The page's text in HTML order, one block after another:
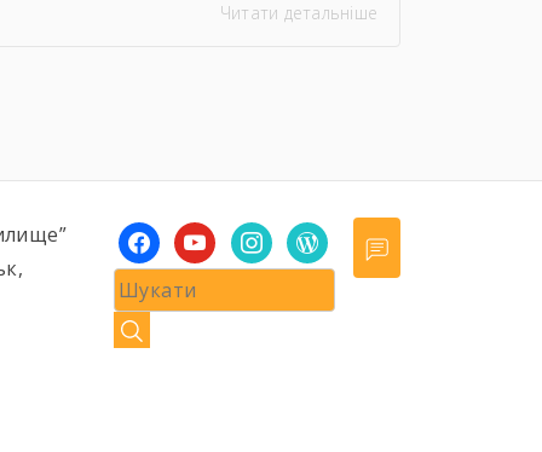
Сільськогосподарських машин та
Читати детальніше
facebookyoutubeinstagramwordpress